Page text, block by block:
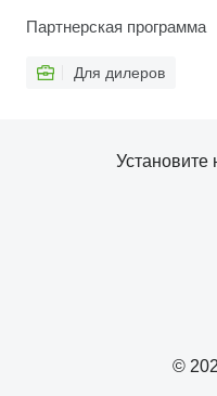
Партнерская программа
Для дилеров
©